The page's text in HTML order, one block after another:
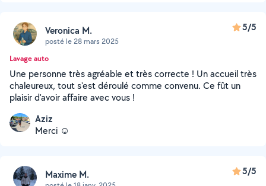
Veronica M.
posté le 28 mars 2025
5/5
Lavage auto
Une personne très agréable et très correcte ! Un accueil très
chaleureux, tout s'est déroulé comme convenu. Ce fût un
plaisir d'avoir affaire avec vous !
Aziz
Merci ☺️
Maxime M. 5/5